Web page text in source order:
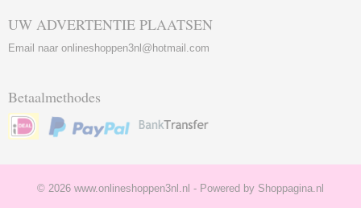
UW ADVERTENTIE PLAATSEN
Email naar onlineshoppen3nl@hotmail.com
Betaalmethodes
© 2026 www.onlineshoppen3nl.nl - Powered by Shoppagina.nl